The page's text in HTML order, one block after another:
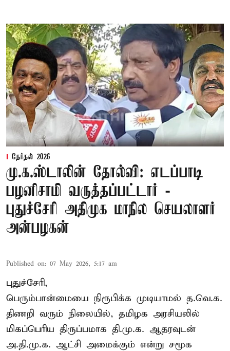
தேர்தல் 2026
மு.க.ஸ்டாலின் தோல்வி: எடப்பாடி
பழனிசாமி வருத்தப்பட்டார் -
புதுச்சேரி அதிமுக மாநில செயலாளர்
அன்பழகன்
Published on: 07 May 2026, 5:17 am
புதுச்சேரி,
பெரும்பான்மையை நிரூபிக்க முடியாமல் த.வெ.க.
திணறி வரும் நிலையில், தமிழக அரசியலில்
மிகப்பெரிய திருப்பமாக தி.மு.க. ஆதரவுடன்
அ.தி.மு.க. ஆட்சி அமைக்கும் என்று சமூக